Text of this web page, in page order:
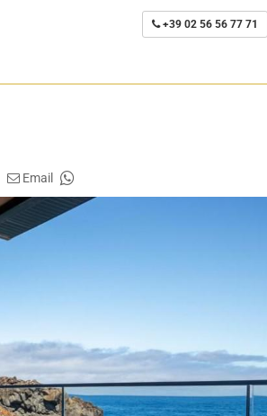
+39 02 56 56 77 71
Email